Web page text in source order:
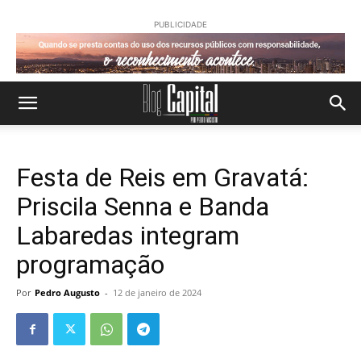
PUBLICIDADE
Festa de Reis em Gravatá:
Priscila Senna e Banda
Labaredas integram
programação
Por Pedro Augusto - 12 de janeiro de 2024